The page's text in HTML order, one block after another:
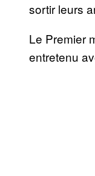
sortir leurs
Le Premier
entretenu